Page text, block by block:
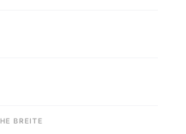
BREITE